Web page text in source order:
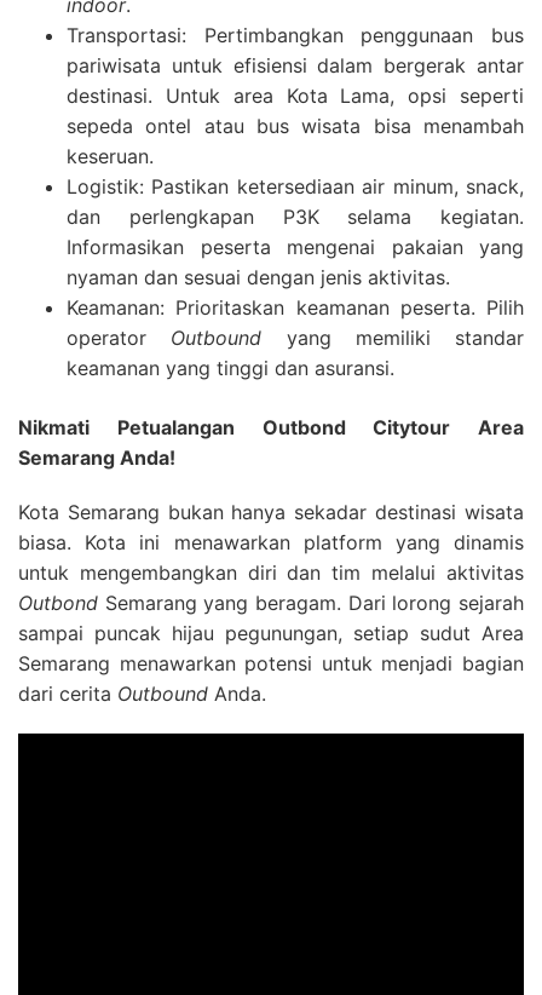
indoor.
Transportasi: Pertimbangkan penggunaan bus
pariwisata untuk efisiensi dalam bergerak antar
destinasi. Untuk area Kota Lama, opsi seperti
sepeda ontel atau bus wisata bisa menambah
keseruan.
Logistik: Pastikan ketersediaan air minum, snack,
dan perlengkapan P3K selama kegiatan.
Informasikan peserta mengenai pakaian yang
nyaman dan sesuai dengan jenis aktivitas.
Keamanan: Prioritaskan keamanan peserta. Pilih
operator Outbound yang memiliki standar
keamanan yang tinggi dan asuransi.
Nikmati Petualangan Outbond Citytour Area
Semarang Anda!
Kota Semarang bukan hanya sekadar destinasi wisata
biasa. Kota ini menawarkan platform yang dinamis
untuk mengembangkan diri dan tim melalui aktivitas
Outbond Semarang yang beragam. Dari lorong sejarah
sampai puncak hijau pegunungan, setiap sudut Area
Semarang menawarkan potensi untuk menjadi bagian
dari cerita Outbound Anda.